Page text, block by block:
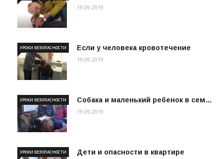
19.09.2019
Если у человека кровотечение
УРОКИ БЕЗОПАСНОСТИ
19.09.2019
Собака и маленький ребенок в сем…
УРОКИ БЕЗОПАСНОСТИ
19.09.2019
Дети и опасности в квартире
УРОКИ БЕЗОПАСНОСТИ